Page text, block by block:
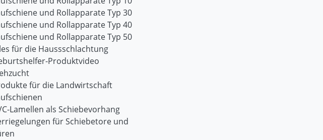
und Rollapparate Typ 30
und Rollapparate Typ 40
und Rollapparate Typ 50
für die Haussschlachtung
Produktvideo
für die Landwirtschaft
Lamellen als Schiebevorhang
für Schiebetore und